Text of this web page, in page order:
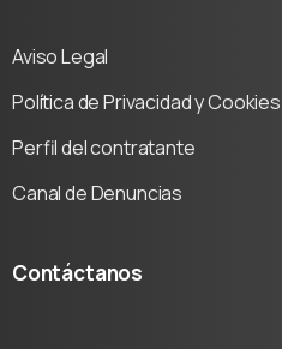
Aviso Legal
Política de Privacidad y Cookies
Perfil del contratante
Canal de Denuncias
Contáctanos